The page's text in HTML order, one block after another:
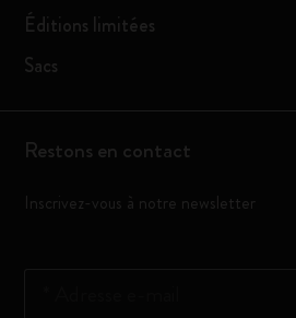
Éditions limitées
Sacs
Restons en contact
Inscrivez-vous à notre newsletter